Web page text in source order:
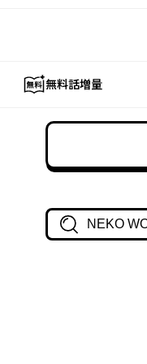
無料話増量
作品名・作家名